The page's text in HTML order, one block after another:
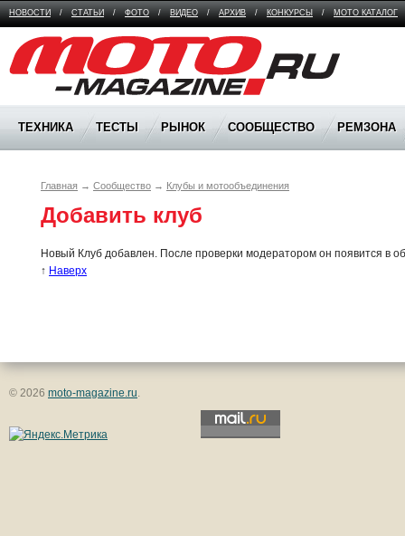
НОВОСТИ / СТАТЬИ / ФОТО / ВИДЕО / АРХИВ / КОНКУРСЫ / МОТО КАТАЛОГ
Moto Magazine
ТЕХНИКА ТЕСТЫ РЫНОК СООБЩЕСТВО РЕМЗОНА
Главная → Сообщество → Клубы и мотообъединения
Добавить клуб
Новый Клуб добавлен. После проверки модератором он появится в
↑ Наверх
© 2026 moto-magazine.ru